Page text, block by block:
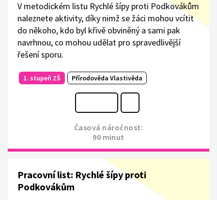
V metodickém listu Rychlé šípy proti Podkovákům
naleznete aktivity, díky nimž se žáci mohou vcítit
do někoho, kdo byl křivě obviněný a sami pak
navrhnou, co mohou udělat pro spravedlivější
řešení sporu.
1. stupeň ZŠ Přírodověda Vlastivěda
Časová náročnost:
90 minut
Pracovní list: Rychlé šípy proti
Podkovákům